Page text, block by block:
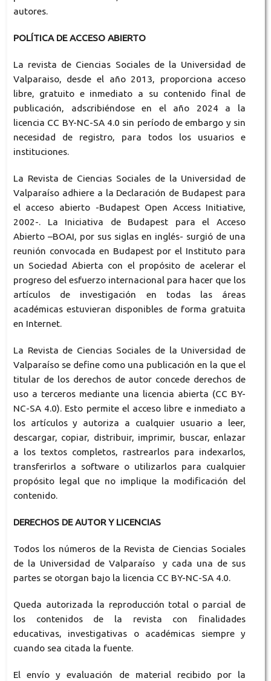
autores.
POLÍTICA DE ACCESO ABIERTO
La revista de Ciencias Sociales de la Universidad de
Valparaiso, desde el año 2013, proporciona acceso
libre, gratuito e inmediato a su contenido final de
publicación, adscribiéndose en el año 2024 a la
licencia CC BY-NC-SA 4.0 sin período de embargo y sin
necesidad de registro, para todos los usuarios e
instituciones.
La Revista de Ciencias Sociales de la Universidad de
Valparaíso adhiere a la Declaración de Budapest para
el acceso abierto -Budapest Open Access Initiative,
2002-. La Iniciativa de Budapest para el Acceso
Abierto –BOAI, por sus siglas en inglés- surgió de una
reunión convocada en Budapest por el Instituto para
un Sociedad Abierta con el propósito de acelerar el
progreso del esfuerzo internacional para hacer que los
artículos de investigación en todas las áreas
académicas estuvieran disponibles de forma gratuita
en Internet.
La Revista de Ciencias Sociales de la Universidad de
Valparaíso se define como una publicación en la que el
titular de los derechos de autor concede derechos de
uso a terceros mediante una licencia abierta (CC BY-
NC-SA 4.0). Esto permite el acceso libre e inmediato a
los artículos y autoriza a cualquier usuario a leer,
descargar, copiar, distribuir, imprimir, buscar, enlazar
a los textos completos, rastrearlos para indexarlos,
transferirlos a software o utilizarlos para cualquier
propósito legal que no implique la modificación del
contenido.
DERECHOS DE AUTOR Y LICENCIAS
Todos los números de la Revista de Ciencias Sociales
de la Universidad de Valparaíso y cada una de sus
partes se otorgan bajo la licencia CC BY-NC-SA 4.0.
Queda autorizada la reproducción total o parcial de
los contenidos de la revista con finalidades
educativas, investigativas o académicas siempre y
cuando sea citada la fuente.
El envío y evaluación de material recibido por la